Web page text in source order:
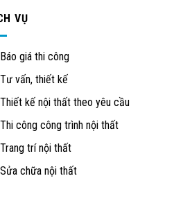
VỤ
Báo giá thi công
Tư vấn, thiết kế
Thiết kế nội thất theo yêu cầu
Thi công công trình nội thất
Trang trí nội thất
Sửa chữa nội thất